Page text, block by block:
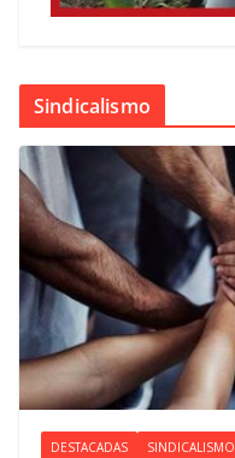
Sindicalismo
DESTACADAS SINDICALISMO